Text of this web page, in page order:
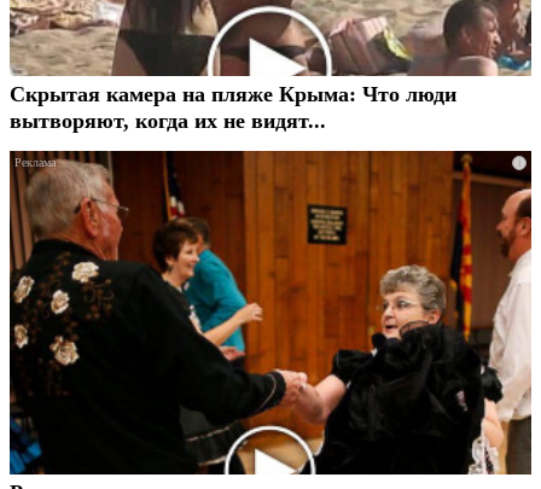
Скрытая камера на пляже Крыма: Что люди
вытворяют, когда их не видят...
i